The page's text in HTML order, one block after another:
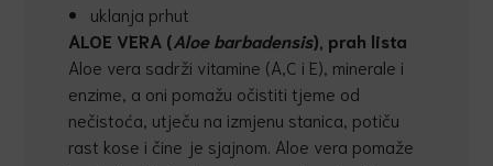
uklanja prhut
ALOE VERA (Aloe barbadensis), prah lista
Aloe vera sadrži vitamine (A,C i E), minerale i
enzime, a oni pomažu očistiti tjeme od
nečistoća, utječu na izmjenu stanica, potiču
rast kose i čine je sjajnom. Aloe vera pomaže